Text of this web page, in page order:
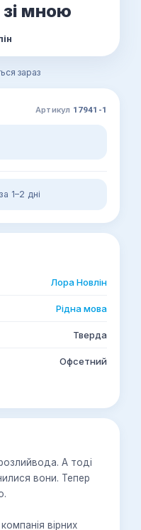
зі мною
зараз
Артикул 17941-1
1–2 дні
Лора Новлін
Рідна мова
Тверда
Офсетний
А тоді
вони. Тепер
вірних